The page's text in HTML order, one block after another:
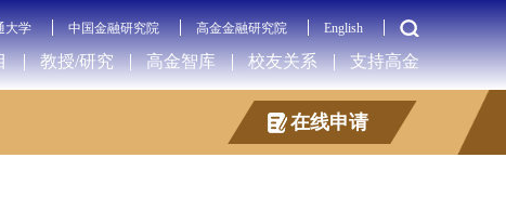
大学 中国金融研究院 高金金融研究院 English
教授/研究 高金智库 校友关系 支持高金
在线申请